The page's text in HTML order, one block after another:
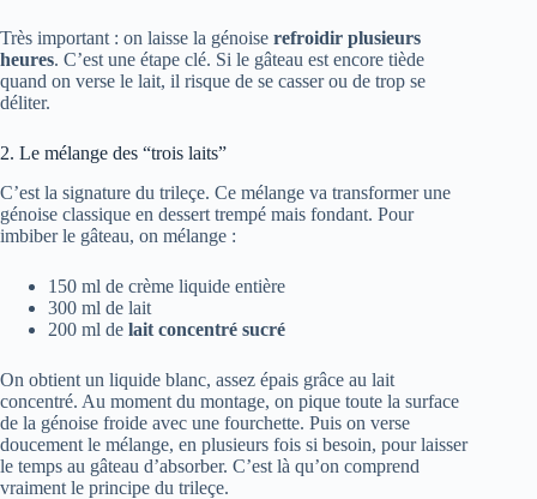
Très important : on laisse la génoise refroidir plusieurs
heures. C’est une étape clé. Si le gâteau est encore tiède
quand on verse le lait, il risque de se casser ou de trop se
déliter.
2. Le mélange des “trois laits”
C’est la signature du trileçe. Ce mélange va transformer une
génoise classique en dessert trempé mais fondant. Pour
imbiber le gâteau, on mélange :
150 ml de crème liquide entière
300 ml de lait
200 ml de lait concentré sucré
On obtient un liquide blanc, assez épais grâce au lait
concentré. Au moment du montage, on pique toute la surface
de la génoise froide avec une fourchette. Puis on verse
doucement le mélange, en plusieurs fois si besoin, pour laisser
le temps au gâteau d’absorber. C’est là qu’on comprend
vraiment le principe du trileçe.